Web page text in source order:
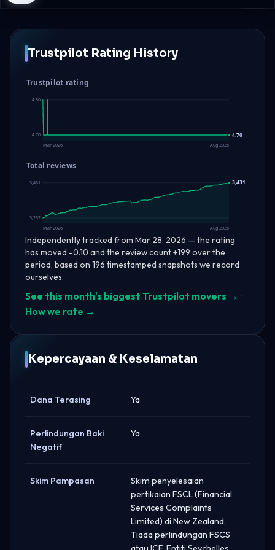
Trustpilot Rating History
Trustpilot rating
4.80
4.70 4.70
Mar 2026 Aug 2026
Total reviews
3,431
3,232
3,431
Mar 2026 Aug 2026
Independently tracked from Mar 28, 2026 — the rating
has moved -0.10 and the review count +199 over the
period, based on 196 timestamped snapshots we record
ourselves.
See this month's biggest Trustpilot movers → ·
How we rate →
Kepercayaan & Keselamatan
Dana Terasing Ya
Perlindungan Baki
Negatif
Ya
Skim Pampasan
Skim penyelesaian
pertikaian FSCL (Financial
Services Complaints
Limited) di New Zealand.
Tiada perlindungan FSCS